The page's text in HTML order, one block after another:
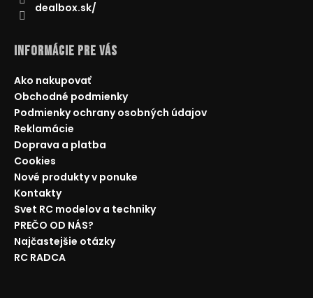
dealbox.sk/
Informácie pre Vás
Ako nakupovať
Obchodné podmienky
Podmienky ochrany osobných údajov
Reklamácie
Doprava a platba
Cookies
Nové produkty v ponuke
Kontakty
Svet RC modelov a techniky
PREČO OD NÁS?
Najčastejšie otázky
RC RADCA